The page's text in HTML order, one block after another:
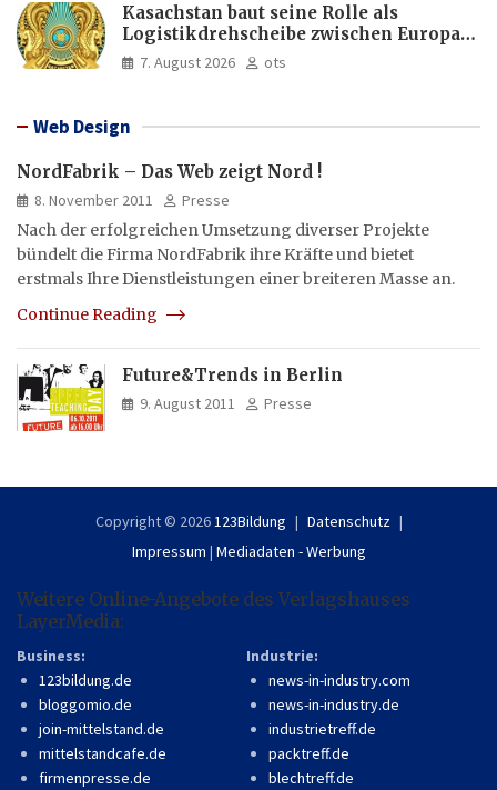
Kasachstan baut seine Rolle als
Logistikdrehscheibe zwischen Europa
und Asien aus
7. August 2026 ots
Web Design
NordFabrik – Das Web zeigt Nord !
8. November 2011
Presse
Nach der erfolgreichen Umsetzung diverser Projekte
bündelt die Firma NordFabrik ihre Kräfte und bietet
erstmals Ihre Dienstleistungen einer breiteren Masse an.
Continue Reading
Future&Trends in Berlin
9. August 2011 Presse
Copyright © 2026 123Bildung
Datenschutz
Impressum | Mediadaten - Werbung
Weitere Online-Angebote des Verlagshauses
LayerMedia:
Business:
123bildung.de
bloggomio.de
join-mittelstand.de
mittelstandcafe.de
firmenpresse.de
Industrie:
news-in-industry.com
news-in-industry.de
industrietreff.de
packtreff.de
blechtreff.de